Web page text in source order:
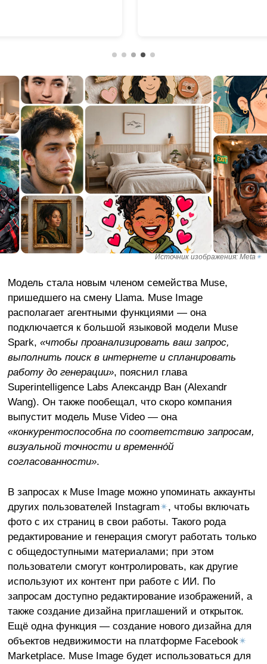
Источник изображения: Meta ✴
Модель стала новым членом семейства Muse,
пришедшего на смену Llama. Muse Image
располагает агентными функциями — она
подключается к большой языковой модели Muse
Spark, «чтобы проанализировать ваш запрос,
выполнить поиск в интернете и спланировать
работу до генерации», пояснил глава
Superintelligence Labs Александр Ван (Alexandr
Wang). Он также пообещал, что скоро компания
выпустит модель Muse Video — она
«конкурентоспособна по соответствию запросам,
визуальной точности и временно́й
согласованности».
В запросах к Muse Image можно упоминать аккаунты
других пользователей Instagram✴, чтобы включать
фото с их страниц в свои работы. Такого рода
редактирование и генерация смогут работать только
с общедоступными материалами; при этом
пользователи смогут контролировать, как другие
используют их контент при работе с ИИ. По
запросам доступно редактирование изображений, а
также создание дизайна приглашений и открыток.
Ещё одна функция — создание нового дизайна для
объектов недвижимости на платформе Facebook✴
Marketplace. Muse Image будет использоваться для